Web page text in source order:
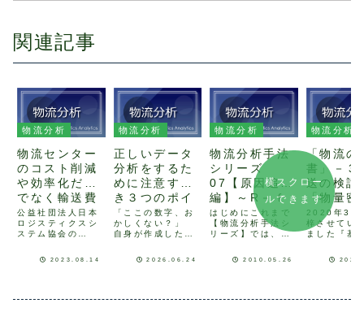
関連記事
物流分析
物流センター
のコスト削減
や効率化だけ
でなく輸送費
の管理も重要
です
公益社団法人日本
ロジスティクスシ
ステム協会の
よると、全業種に
2023.08.14
物流分析
正しいデータ
分析をするた
めに注意すべ
き３つのポイ
ント
「ここの数字、お
かしくない？」
自身が作成した分
ロジェクトメンバ
2026.06.24
物流分析
物流分析手法
シリーズ
07【原因追及
編】～R－ｆ
分析・特性要
因図～
はじめにこれまで
【物流分析手法シ
リーズ】では、倉
ABC2.作業分析→
2010.05.26
物流分析
「物流の
書」－３
送の検討
「物量密
度」を活
る
2020年3月
梓させてい
ました『基
ス)の基本
横スクロー
ルできます